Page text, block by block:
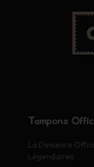
Tampons
La Demeure
Légendaires